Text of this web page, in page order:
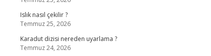
Islık nasıl çekilir ?
Temmuz 25, 2026
Karadut dizisi nereden uyarlama ?
Temmuz 24, 2026